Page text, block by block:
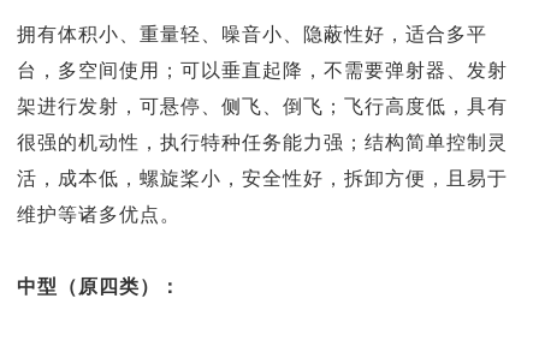
拥有体积小、重量轻、噪音小、隐蔽性好，适合多平
台，多空间使用；可以垂直起降，不需要弹射器、发射
架进行发射，可悬停、侧飞、倒飞；飞行高度低，具有
很强的机动性，执行特种任务能力强；结构简单控制灵
活，成本低，螺旋桨小，安全性好，拆卸方便，且易于
维护等诸多优点。
中型（原四类）：